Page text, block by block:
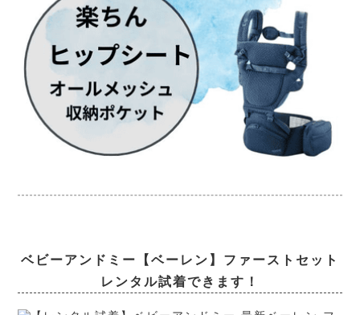
ベビーアンドミー【ベーレン】ファーストセット
レンタル試着できます！